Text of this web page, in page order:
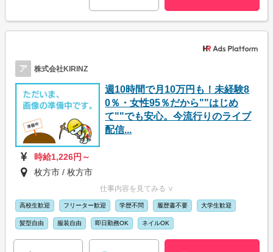
ア 株式会社KIRINZ
週10時間で月10万円も！未経験8
0％・女性95％だから""はじめ
て""でも安心。今流行りのライブ
配信...
時給1,226円～
枚方市 / 枚方市
仕事内容を見てみる ∨
高校生歓迎 フリーター歓迎 学歴不問 履歴書不要 大学生歓迎
髪型自由 服装自由 即日勤務OK ネイルOK